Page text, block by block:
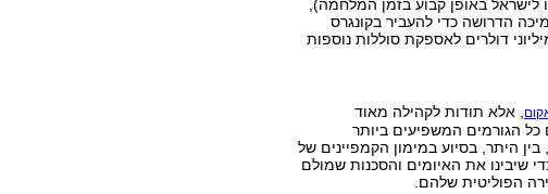
לישראל באופן קבוע בזמן המלחמה),
הדרושה כדי להעביר בקונגרס
דולרים לאספקת סוללות נוספות
, אלא תודות לקהילה מאוד
הגורמים המשפיעים ביותר
היתר, בסיוע במימון הקמפיינים של
שיבינו את האיומים והסכנות שמולם
הפוליטית שלהם.